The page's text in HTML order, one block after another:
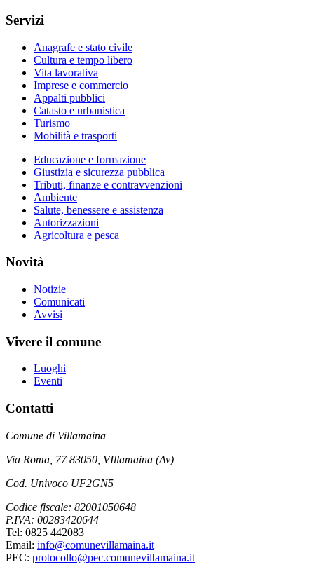
Servizi
Anagrafe e stato civile
Cultura e tempo libero
Vita lavorativa
Imprese e commercio
Appalti pubblici
Catasto e urbanistica
Turismo
Mobilità e trasporti
Educazione e formazione
Giustizia e sicurezza pubblica
Tributi, finanze e contravvenzioni
Ambiente
Salute, benessere e assistenza
Autorizzazioni
Agricoltura e pesca
Novità
Notizie
Comunicati
Avvisi
Vivere il comune
Luoghi
Eventi
Contatti
Comune di Villamaina
Via Roma, 77 83050, VIllamaina (Av)
Cod. Univoco UF2GN5
Codice fiscale: 82001050648
P.IVA: 00283420644
Tel: 0825 442083
Email: info@comunevillamaina.it
PEC: protocollo@pec.comunevillamaina.it